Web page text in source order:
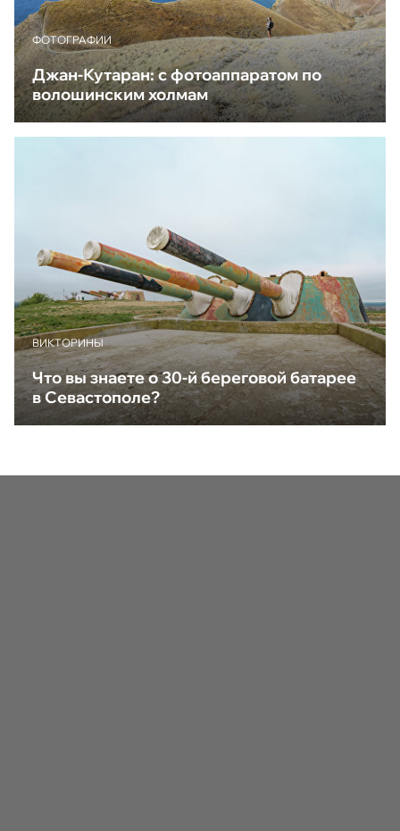
ФОТОГРАФИИ
Джан-Кутаран: с фотоаппаратом по
волошинским холмам
ВИКТОРИНЫ
Что вы знаете о 30-й береговой батарее
в Севастополе?